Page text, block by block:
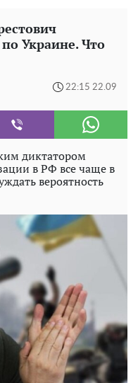
Украине. Что
22:15 22.09
диктатором
в РФ все чаще в
вероятность